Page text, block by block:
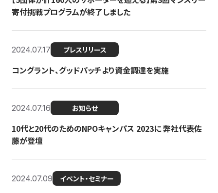
寄付挑戦プログラムが終了しました
2024.07.17 プレスリリース
コングラント、グッドパッチより資金調達を実施
2024.07.16 お知らせ
10代と20代のためのNPOキャンパス 2023に 弊社代表佐
藤が登壇
2024.07.09 イベント・セミナー